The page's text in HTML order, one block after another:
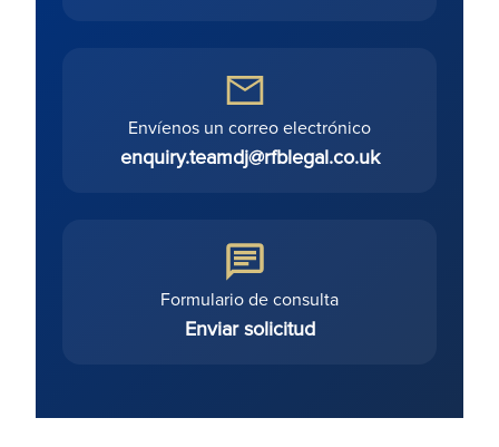
Envíenos un correo electrónico
enquiry.teamdj@rfblegal.co.uk
Formulario de consulta
Enviar solicitud